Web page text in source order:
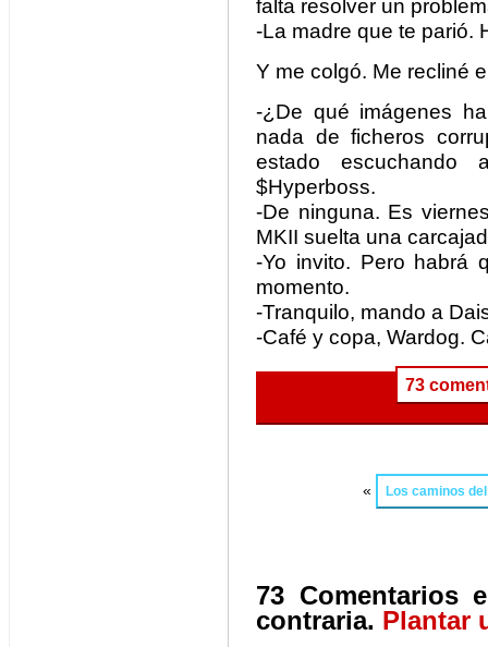
falta resolver un
-La madre que te parió.
Y me colgó. Me recliné
-¿De qué imágenes
nada de ficheros
estado escuchando
$Hyperboss.
-De ninguna. Es
MKII suelta una
-Yo invito. Pero habrá
momento.
-Tranquilo, mando a
-Café y copa, Wardog.
73
« Los caminos
73 Comentarios
contraria. Plantar